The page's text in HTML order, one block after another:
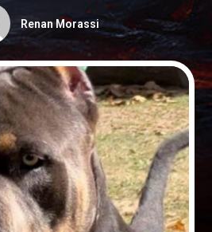
Renan Morassi